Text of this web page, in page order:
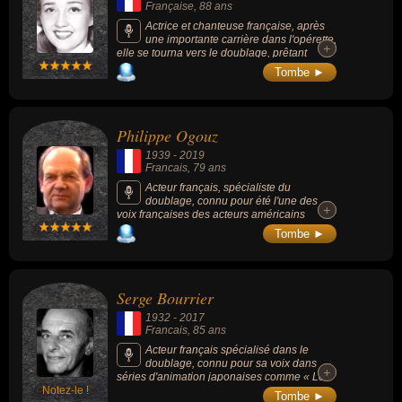
Française , 88 ans
Actrice et chanteuse française, après
une importante carrière dans l'opérette,
elle se tourna vers le doublage, prêtant
notamment sa voix à Blanche-Neige dans «
Blanche-Neige et les Sept Nains » (1937,
+
+
Tombe ►
Philippe Ogouz
1939 - 2019
Francais, 79 ans
Acteur français, spécialiste du
doublage, connu pour été l'une des
voix françaises des acteurs américains
Martin Sheen, Dustin Hoffman, Bruce Lee,
John Travolta, John Larroquette ou Patrick
» (1978, science-fiction), « Ken le Survivant »
(1983-1988, manga) ou Musclor dans « Les
Maîtres de l'Univers » (1983, fantastique).
+
+
Tombe ►
Notez-le !
Serge Bourrier
1932 - 2017
Francais , 85 ans
Acteur français spécialisé dans le
doublage, connu pour sa voix dans
séries d'animation japonaises comme « Les
Chevaliers du Zodiaque » où on le retrouve
+
+
Tombe ►